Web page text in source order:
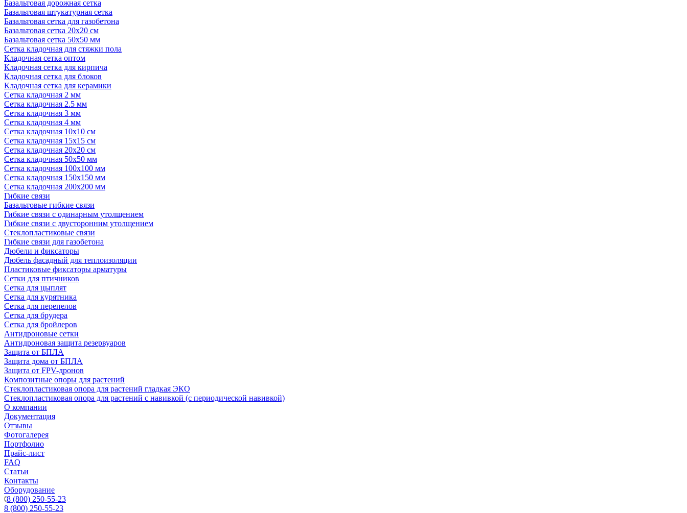
Базальтовая дорожная сетка
Базальтовая штукатурная сетка
Базальтовая сетка для газобетона
Базальтовая сетка 20x20 см
Базальтовая сетка 50x50 мм
Сетка кладочная для стяжки пола
Кладочная сетка оптом
Кладочная сетка для кирпича
Кладочная сетка для блоков
Кладочная сетка для керамики
Сетка кладочная 2 мм
Сетка кладочная 2.5 мм
Сетка кладочная 3 мм
Сетка кладочная 4 мм
Сетка кладочная 10x10 см
Сетка кладочная 15x15 см
Сетка кладочная 20x20 см
Сетка кладочная 50x50 мм
Сетка кладочная 100x100 мм
Сетка кладочная 150x150 мм
Сетка кладочная 200x200 мм
Гибкие связи
Базальтовые гибкие связи
Гибкие связи с одинарным утолщением
Гибкие связи с двусторонним утолщением
Стеклопластиковые связи
Гибкие связи для газобетона
Дюбели и фиксаторы
Дюбель фасадный для теплоизоляции
Пластиковые фиксаторы арматуры
Сетки для птичников
Сетка для цыплят
Сетка для курятника
Сетка для перепелов
Сетка для брудера
Сетка для бройлеров
Антидроновые сетки
Антидроновая защита резервуаров
Защита от БПЛА
Защита дома от БПЛА
Защита от FPV-дронов
Композитные опоры для растений
Стеклопластиковая опора для растений гладкая ЭКО
Стеклопластиковая опора для растений с навивкой (с периодической навивкой)
О компании
Документация
Отзывы
Фотогалерея
Портфолио
Прайс-лист
FAQ
Статьи
Контакты
Оборудование
8 (800) 250-55-23
8 (800) 250-55-23